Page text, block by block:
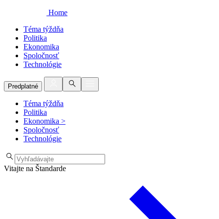
Home
Téma týždňa
Politika
Ekonomika
Spoločnosť
Technológie
Predplatné
Téma týždňa
Politika
Ekonomika >
Spoločnosť
Technológie
Vitajte na Štandarde